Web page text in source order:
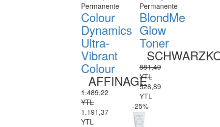
Permanente
Colour
Dynamics
Ultra-
Vibrant
Colour
AFFINAGE
1.489,22
YTL
1.191,37
YTL
Permanente
BlondMe
Glow
Toner
881,49
YTL
528,89
YTL
-25%